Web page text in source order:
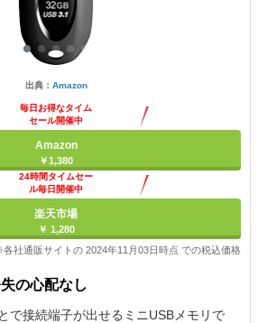
出典： Amazon
毎日お得なタイム
セール開催中
Amazon
￥1,380
24時間タイムセー
ル毎日開催中
楽天市場
￥ 1,280
社通販サイトの 2024年11月03日時点 での税込価格
の心配なし
で接続端子が出せるミニUSBメモリで